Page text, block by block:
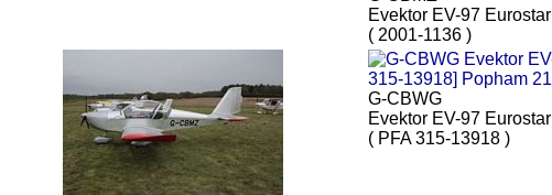
Evektor EV-97 Eurostar
( 2001-1136 )
G-CBWG
Evektor EV-97 Eurostar
( PFA 315-13918 )